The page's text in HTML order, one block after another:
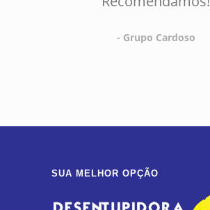
- Grupo Cardoso
SUA MELHOR OPÇÃO